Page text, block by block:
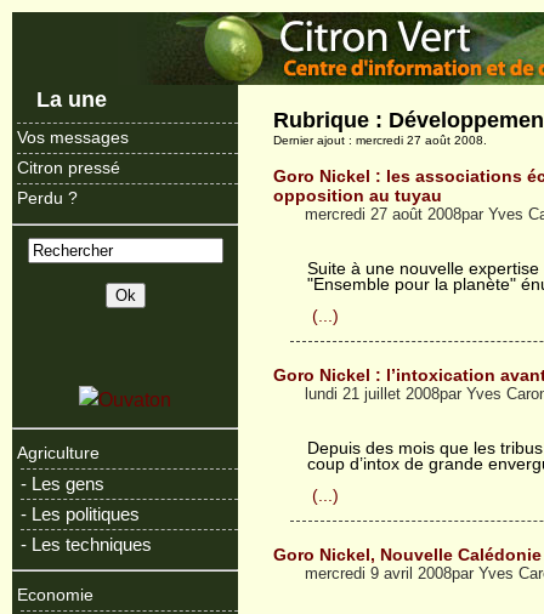
La une
Vos messages
Citron pressé
Perdu ?
Agriculture
- Les gens
- Les politiques
- Les techniques
Economie
Rubrique :
Dernier ajout : mercredi 27 août 2008.
Goro Nickel : les associations
opposition au tuyau
mercredi 27 août 2008par Yves
Suite à une nouvelle
"Ensemble pour la planète"
(...)
Goro Nickel : l’intoxication
lundi 21 juillet 2008par Yves
Depuis des mois que les
coup d’intox de grande
(...)
Goro Nickel, Nouvelle
mercredi 9 avril 2008par Yves